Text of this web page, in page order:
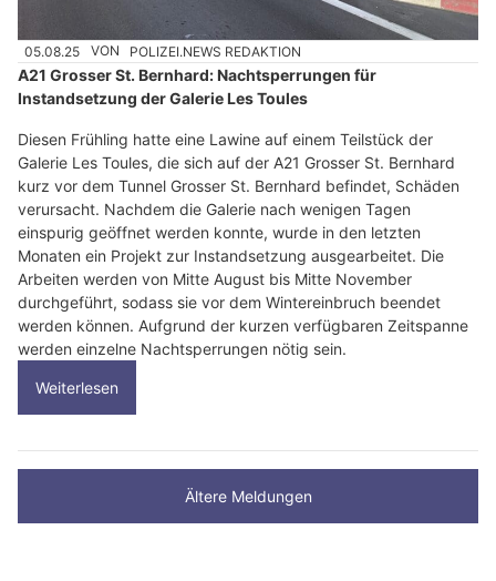
05.08.25 VON POLIZEI.NEWS REDAKTION
A21 Grosser St. Bernhard: Nachtsperrungen für
Instandsetzung der Galerie Les Toules
Diesen Frühling hatte eine Lawine auf einem Teilstück der
Galerie Les Toules, die sich auf der A21 Grosser St. Bernhard
kurz vor dem Tunnel Grosser St. Bernhard befindet, Schäden
verursacht. Nachdem die Galerie nach wenigen Tagen
einspurig geöffnet werden konnte, wurde in den letzten
Monaten ein Projekt zur Instandsetzung ausgearbeitet. Die
Arbeiten werden von Mitte August bis Mitte November
durchgeführt, sodass sie vor dem Wintereinbruch beendet
werden können. Aufgrund der kurzen verfügbaren Zeitspanne
werden einzelne Nachtsperrungen nötig sein.
Weiterlesen
Ältere Meldungen